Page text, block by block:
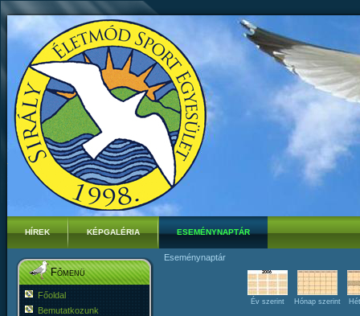
HÍREK KÉPGALÉRIA ESEMÉNYNAPTÁR
Főmenü
Főoldal
Bemutatkozunk
Eseménynaptár
Év szerint Hónap szerint